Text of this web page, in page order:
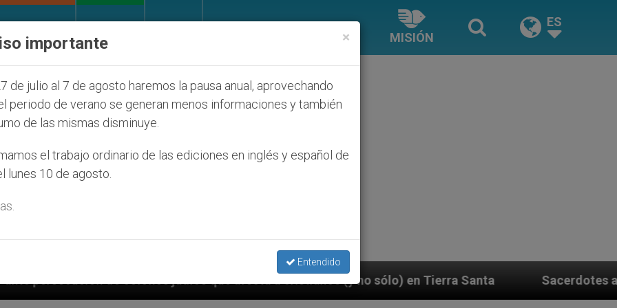
MISIÓN
ES
Sacerdotes alemanes fieles al Papa
×
importante
de julio al 7 de agosto haremos la pausa anual, aprovechando
periodo de verano se generan menos informaciones y también
de las mismas disminuye.
el trabajo ordinario de las ediciones en inglés y español de
lunes 10 de agosto.
Entendido